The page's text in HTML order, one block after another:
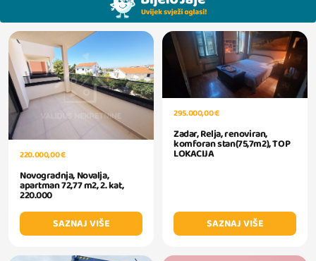
220.000,00 €
Novogradnja, Novalja,
apartman 72,77 m2, 2. kat,
220.000
SAZNAJ VIŠE
295.000,00 €
Zadar, Relja, renoviran,
komforan stan(75,7m2), TOP
LOKACIJA
SAZNAJ VIŠE